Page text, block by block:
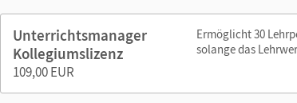
Unterrichtsmanager
Kollegiumslizenz
109,00 EUR
Ermöglicht 30
solange das